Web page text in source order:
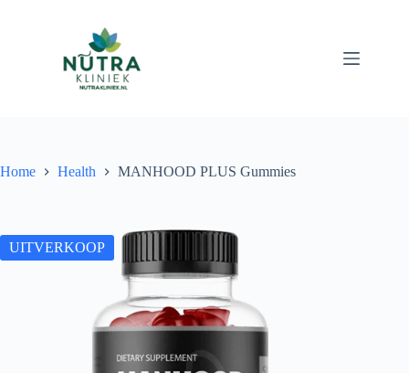
Home Health MANHOOD PLUS Gummies
UITVERKOOP